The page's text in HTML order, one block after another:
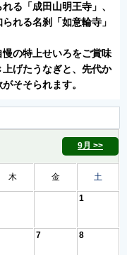
る「成田山明王寺」、
れる名刹「如意輪寺」
の特上せいろをご賞味
げたうなぎと、先代か
そそられます。
9月 >>
木 金 土
1
7 8